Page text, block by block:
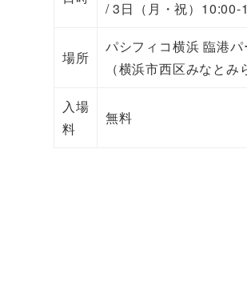
/ 3日（月・祝）10:00-
場所
パシフィコ横浜 臨港パ
（横浜市西区みなとみ
入場
料
無料